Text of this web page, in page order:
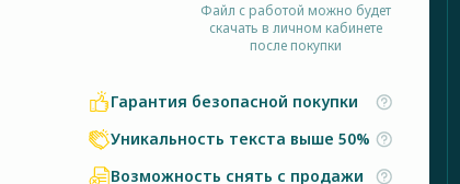
Файл с работой можно будет
скачать в личном кабинете
после покупки
Гарантия безопасной покупки
Уникальность текста выше 50%
Возможность снять с продажи